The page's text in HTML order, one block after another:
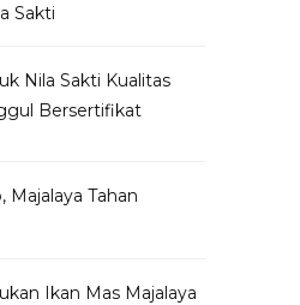
Sakti
Nila Sakti Kualitas
Bersertifikat
Majalaya Tahan
Ikan Mas Majalaya